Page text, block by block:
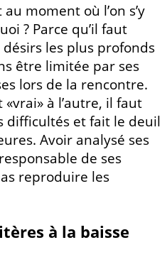
moment où l’on s’y
? Parce qu’il faut
désirs les plus profonds
être limitée par ses
lors de la rencontre.
à l’autre, il faut
difficultés et fait le deuil
Avoir analysé ses
de ses
reproduire les
à la baisse